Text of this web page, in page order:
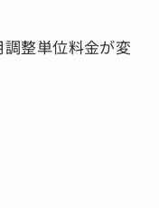
整単位料金が変